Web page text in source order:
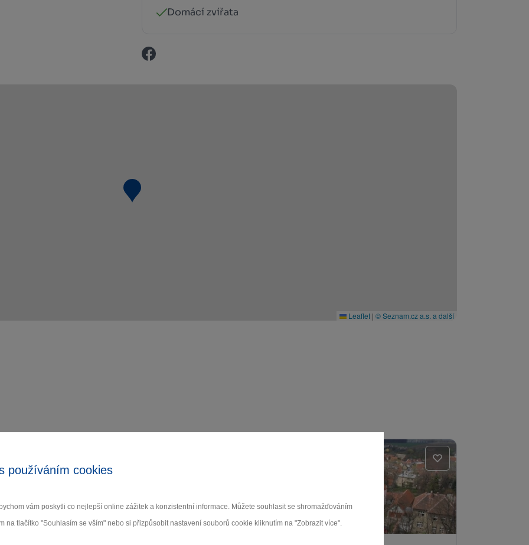
používáním cookies
vám poskytli co nejlepší online zážitek a konzistentní informace. Můžete souhlasit se shromažďováním
na tlačítko "Souhlasím se vším" nebo si přizpůsobit nastavení souborů cookie kliknutím na "Zobrazit více".
Domácí zvířata
Leaflet | © Seznam.cz a.s. a další